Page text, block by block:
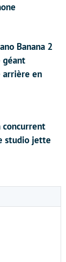
Banana 2
géant
arrière en
concurrent
studio jette